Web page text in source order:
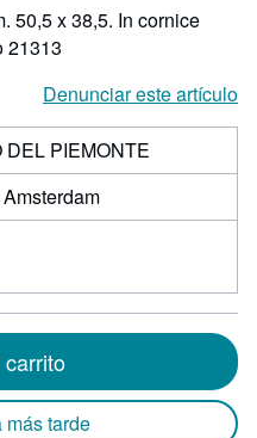
estrellas
50,5 x 38,5. In cornice
21313
Denunciar este artículo
DEL PIEMONTE
más tarde